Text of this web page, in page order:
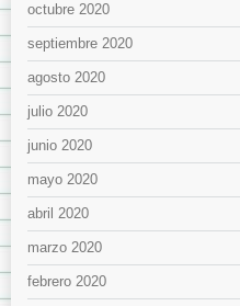
octubre 2020
septiembre 2020
agosto 2020
julio 2020
junio 2020
mayo 2020
abril 2020
marzo 2020
febrero 2020